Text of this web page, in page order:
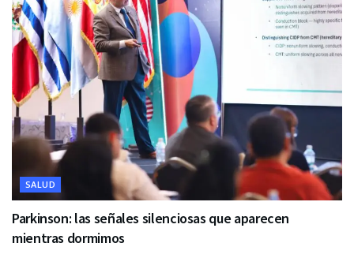
SALUD
Parkinson: las señales silenciosas que aparecen
mientras dormimos